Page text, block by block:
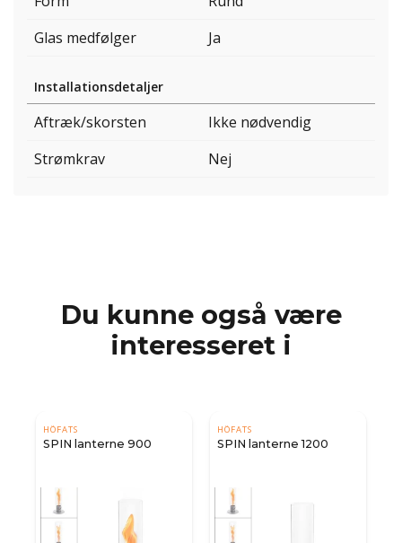
Glas medfølger
Ja
Installationsdetaljer
Aftræk/skorsten
Ikke nødvendig
Strømkrav
Nej
Du kunne også være
interesseret i
HÖFATS
SPIN lanterne 900
HÖFATS
SPIN lanterne 1200